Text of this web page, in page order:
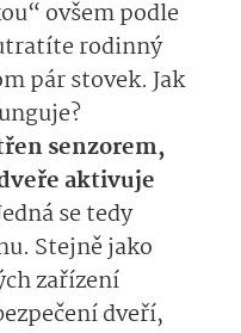
ovšem podle
rodinný
pár stovek. Jak
senzorem,
aktivuje
se tedy
Stejně jako
zařízení
dveří,